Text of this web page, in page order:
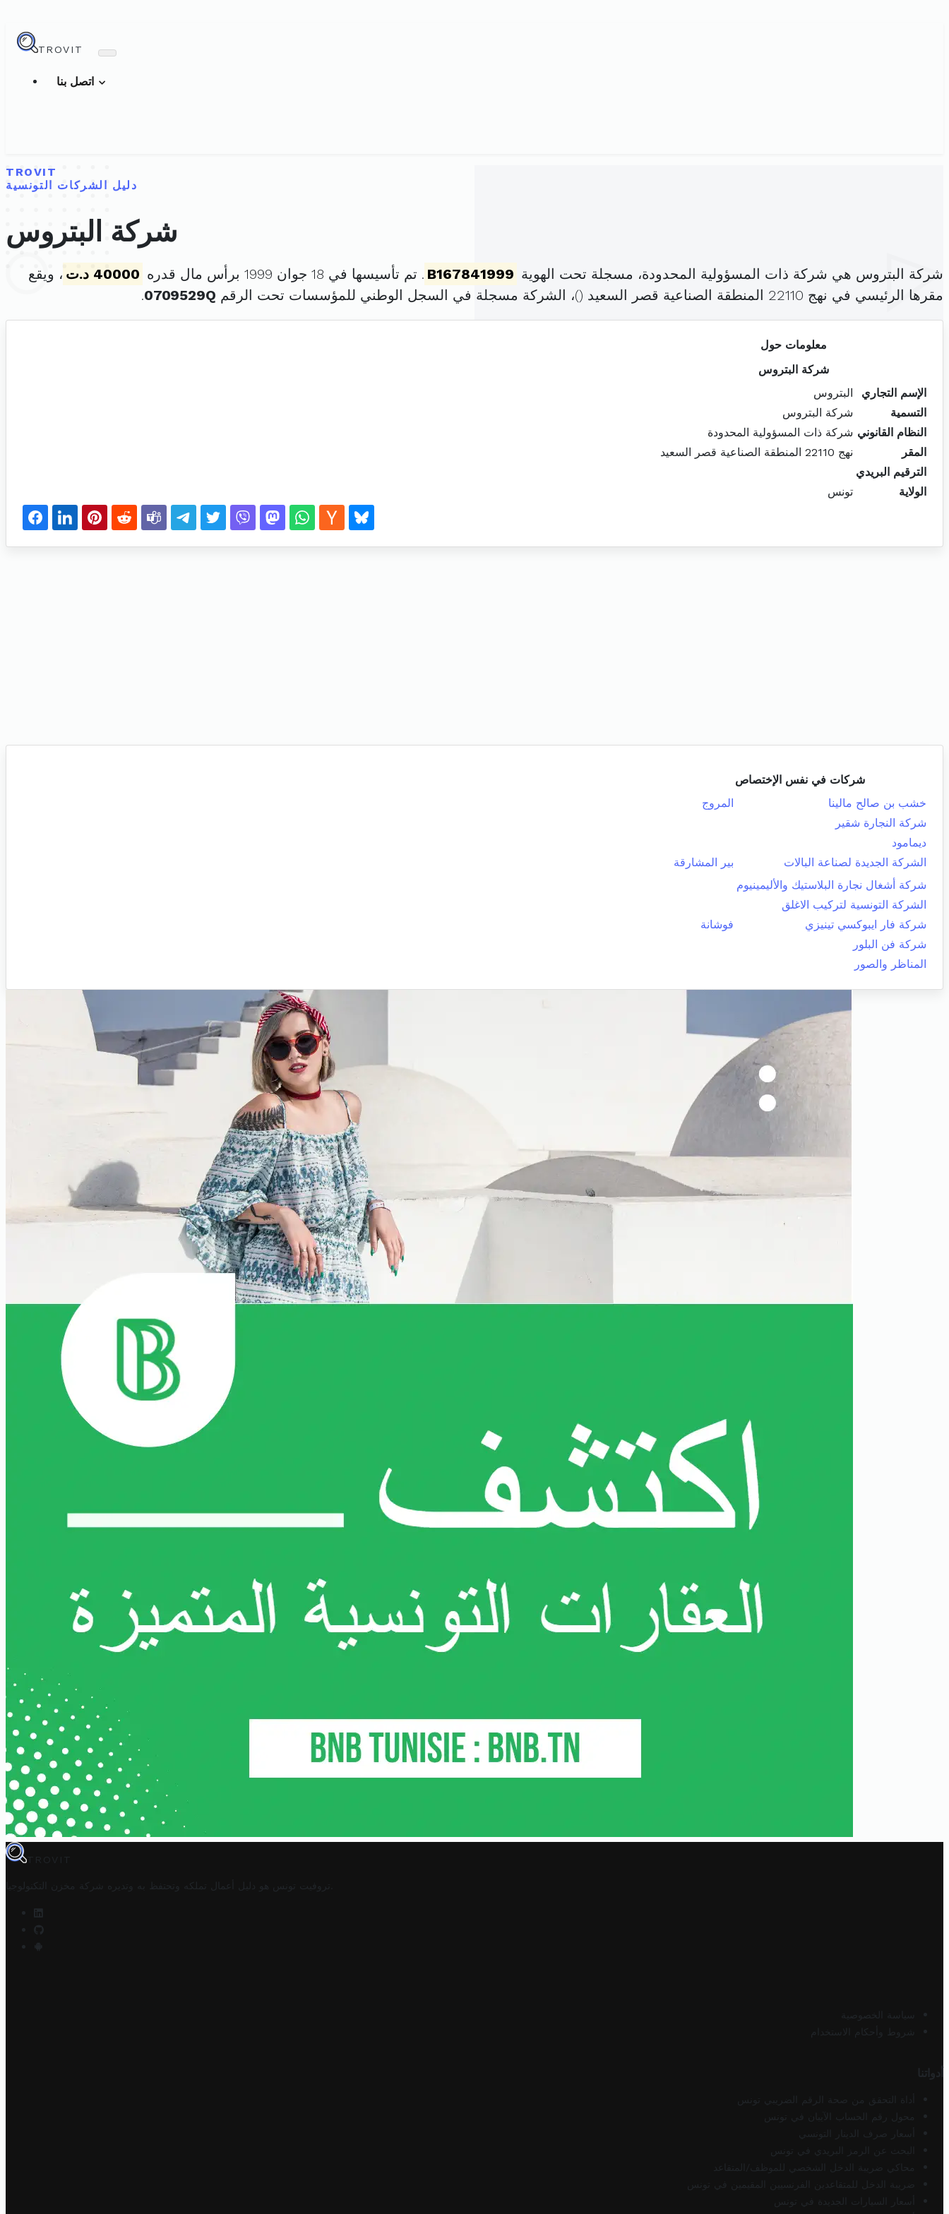
TROVIT
TROVIT
دليل الشركات التونسية
شركة البتروس
شركة البتروس هي شركة ذات المسؤولية المحدودة، مسجلة تحت الهوية B167841999 . تم تأسيسها في 18 جوان 1999 برأس مال قدره 40000 د.ت
، ويقع
مقرها الرئيسي في نهج 22110 المنطقة الصناعية قصر السعيد (
)، الشركة مسجلة في السجل الوطني للمؤسسات تحت الرقم 0709529Q
.
معلومات حول
شركة البتروس
الإسم التجاري
البتروس
التسمية
شركة البتروس
النظام القانوني شركة ذات المسؤولية المحدودة
المقر
نهج 22110 المنطقة الصناعية قصر السعيد
الترقيم البريدي
الولاية
تونس
شركات في نفس الإختصاص
خشب بن صالح مالينا
المروج
شركة النجارة شقير
ديمامود
الشركة الجديدة لصناعة البالات
بير المشارقة
شركة أشغال نجارة البلاستيك والأليمينيوم
الشركة التونسية لتركيب الاغلق
شركة فار ايبوكسي تينيزي
فوشانة
شركة فن البلور
المناظر والصور
TROVIT
تروفيت تونس هو دليل أعمال تملكه وتحتفظ به وتديره شركة مخزن التكنولوجيا
سياسة الخصوصية
شروط وأحكام الاستخدام
أدواتنا
أداة التحقق من صحة الرقم الضريبي تونس
محول رقم الحساب الآيبان في تونس
أسعار صرف الدينار التونسي
البحث عن الرمز البريدي في تونس
محاكي ضريبة الدخل الشخصي للموظف/المتقاعد
ضريبة الدخل للمتقاعدين الفرنسيين المقيمين في تونس
أسعار السيارات الجديدة في تونس